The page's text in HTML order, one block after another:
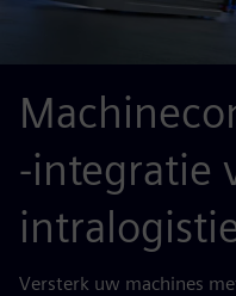
-integratie
Versterk uw machines